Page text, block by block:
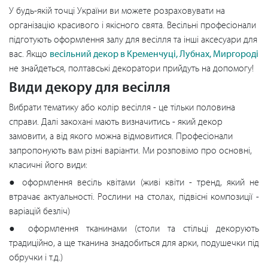
У будь-якій точці України ви можете розраховувати на
організацію красивого і якісного свята. Весільні професіонали
підготують оформлення залу для весілля та інші аксесуари для
вас. Якщо весільний декор в Кременчуці, Лубнах, Миргороді
не знайдеться, полтавські декоратори прийдуть на допомогу!
Види декору для весілля
Вибрати тематику або колір весілля - це тільки половина
справи. Далі закохані мають визначитись - який декор
замовити, а від якого можна відмовитися. Професіонали
запропонують вам різні варіанти. Ми розповімо про основні,
класичні його види:
● оформлення весіль квітами (живі квіти - тренд, який не
втрачає актуальності. Рослини на столах, підвісні композиції -
варіацій безліч)
● оформлення тканинами (столи та стільці декорують
традиційно, а ще тканина знадобиться для арки, подушечки під
обручки і т.д.)